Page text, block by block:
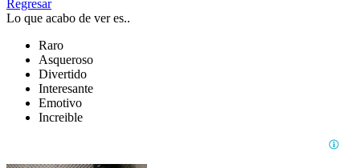
Regresar
Lo que acabo de ver es..
Raro
Asqueroso
Divertido
Interesante
Emotivo
Increible